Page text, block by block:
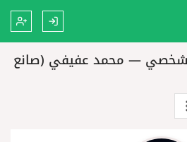
— محمد عفيفي (صانع